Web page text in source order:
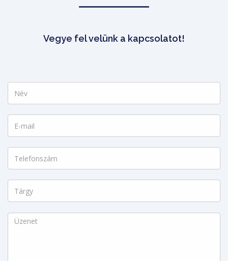
Vegye fel velünk a kapcsolatot!